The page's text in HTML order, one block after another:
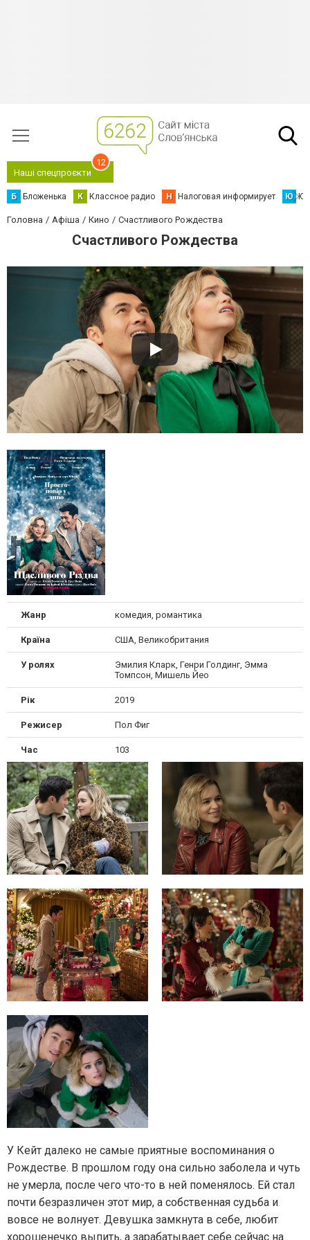
Наші спецпроєкти
12
Б Бложенька К Классное радио Н Налоговая информирует Ю
Головна Афіша Кино Счастливого Рождества
Счастливого Рождества
Жанр комедия, романтика
Країна США, Великобритания
У ролях
Эмилия Кларк, Генри Голдинг, Эмма
Томпсон, Мишель Йео
Рік 2019
Режисер Пол Фиг
Час 103
У Кейт далеко не самые приятные воспоминания о
Рождестве. В прошлом году она сильно заболела и чуть
не умерла, после чего что-то в ней поменялось. Ей стал
почти безразличен этот мир, а собственная судьба и
вовсе не волнует. Девушка замкнута в себе, любит
хорошенечко выпить, а зарабатывает себе сейчас на